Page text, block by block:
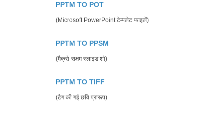
PPTM TO POT
(Microsoft PowerPoint टेम्पलेट फ़ाइलें)
PPTM TO PPSM
(मैक्रो-सक्षम स्लाइड शो)
PPTM TO TIFF
(टैग की गई छवि प्रारूप)